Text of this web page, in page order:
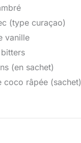
(type curaçao)
vanille
(en sachet)
coco râpée (sachet)